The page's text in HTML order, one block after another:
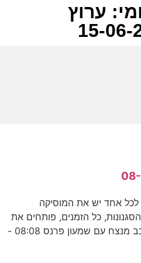
ערוץ
שבת ישראלית 06:00 - 08:08 לכל אחד יש את המוסיקה
כל הזמנים, פותחים את
השבת רק בכחול לבן. ש.ח. הרכב מנצח עם שמעון פרנס 08:08 -